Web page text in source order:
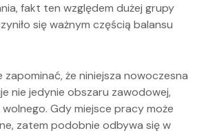
fakt ten względem dużej grupy
się ważnym częścią balansu
zapominać, że niniejsza nowoczesna
nie jedynie obszaru zawodowej,
Gdy miejsce pracy może
zatem podobnie odbywa się w